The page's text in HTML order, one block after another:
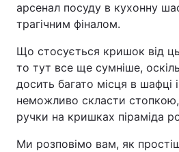
арсенал посуду в кухонну
трагічним фіналом.
Що стосується кришок від
то тут все ще сумніше,
досить багато місця в шафці
неможливо скласти стопкою,
ручки на кришках піраміда
Ми розповімо вам, як